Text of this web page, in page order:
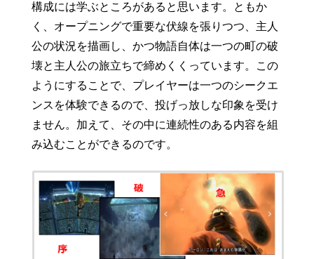
構成には学ぶところがあると思います。ともか
く、オープニングで重要な伏線を張りつつ、主人
公の状況を描画し、かつ物語自体は一つの町の破
壊と主人公の旅立ちで締めくくっています。この
ようにすることで、プレイヤーは一つのシークエ
ンスを体験できるので、投げっ放しな印象を受け
ません。加えて、その中に連続性のある内容を組
み込むことができるのです。